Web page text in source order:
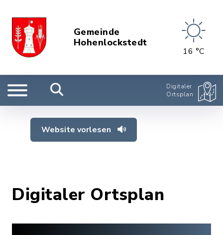
Gemeinde
Hohenlockstedt
16 °C
Digitaler
Ortsplan
Website vorlesen
Digitaler Ortsplan